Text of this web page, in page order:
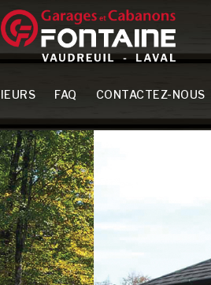
FAQ CONTACTEZ-NOUS